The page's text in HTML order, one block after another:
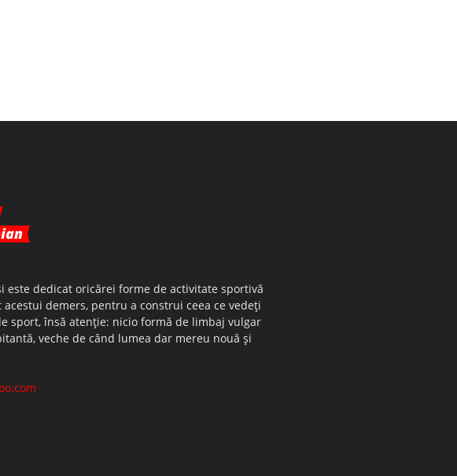
dedicat oricărei forme de activitate sportivă
demers, pentru a construi ceea ce vedeţi
sport, însă atenţie: nicio formă de limbaj vulgar
veche de când lumea dar mereu nouă şi